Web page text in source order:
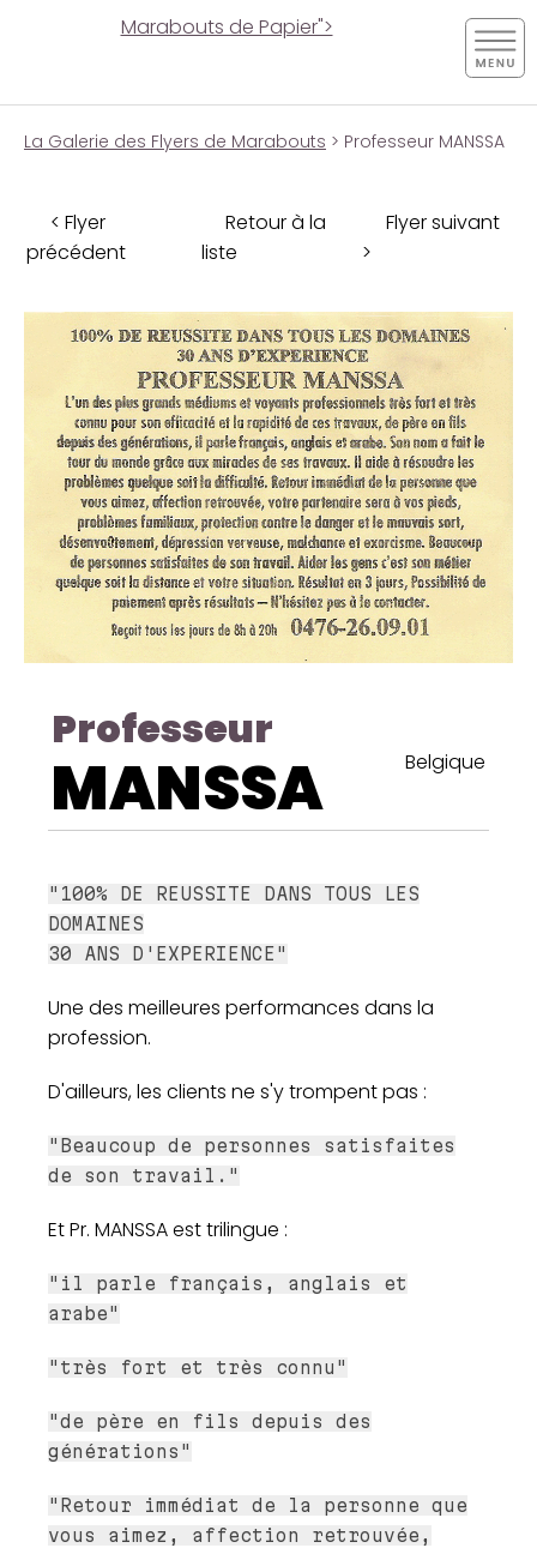
Marabouts de Papier">
La Galerie des Flyers de Marabouts > Professeur MANSSA
< Flyer
précédent
Retour à la
liste
Flyer suivant
>
Professeur
MANSSA Belgique
"100% DE REUSSITE DANS TOUS LES
DOMAINES
30 ANS D'EXPERIENCE"
Une des meilleures performances dans la
profession.
D'ailleurs, les clients ne s'y trompent pas :
"Beaucoup de personnes satisfaites
de son travail."
Et Pr. MANSSA est trilingue :
"il parle français, anglais et
arabe"
"très fort et très connu"
"de père en fils depuis des
générations"
"Retour immédiat de la personne que
vous aimez, affection retrouvée,